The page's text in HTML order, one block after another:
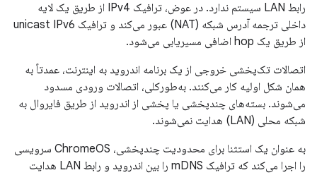
رابط LAN سیستم ندارد. در عوض، ترافیک IPv4 از طریق یک لایه
داخلی ترجمه آدرس شبکه (NAT) عبور می‌کند و ترافیک unicast IPv6
از طریق یک hop اضافی مسیریابی می‌شود.
اتصالات تک‌پخشی خروجی از یک برنامه اندروید به اینترنت، عمدتاً به
همان شکل اولیه کار می‌کنند. به‌طورکلی، اتصالات ورودی مسدود
می‌شوند. بسته‌های چندپخشی یا پخشی از اندروید از طریق فایروال به
شبکه محلی (LAN) هدایت نمی‌شوند.
به عنوان یک استثنا برای محدودیت چندپخشی، ChromeOS سرویسی
را اجرا می‌کند که ترافیک mDNS را بین اندروید و رابط LAN هدایت